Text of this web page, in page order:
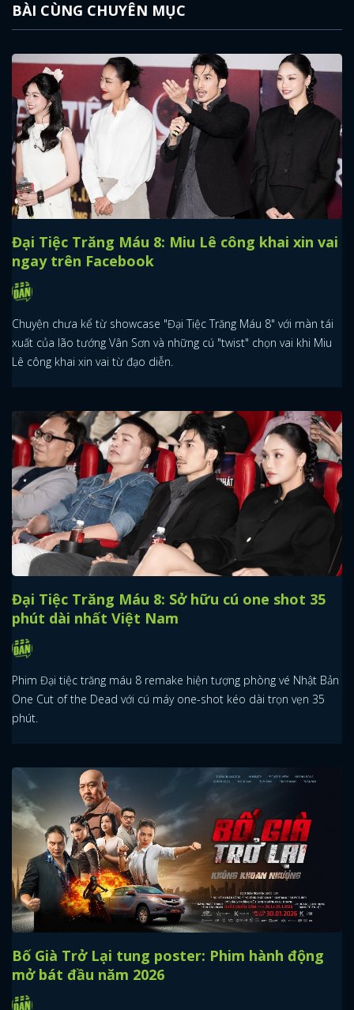
BÀI CÙNG CHUYÊN MỤC
Đại Tiệc Trăng Máu 8: Miu Lê công khai xin vai
ngay trên Facebook
Chuyện chưa kể từ showcase "Đại Tiệc Trăng Máu 8" với màn tái
xuất của lão tướng Vân Sơn và những cú "twist" chọn vai khi Miu
Lê công khai xin vai từ đạo diễn.
Đại Tiệc Trăng Máu 8: Sở hữu cú one shot 35
phút dài nhất Việt Nam
Phim Đại tiệc trăng máu 8 remake hiện tượng phòng vé Nhật Bản
One Cut of the Dead với cú máy one-shot kéo dài trọn vẹn 35
phút.
Bố Già Trở Lại tung poster: Phim hành động
mở bát đầu năm 2026